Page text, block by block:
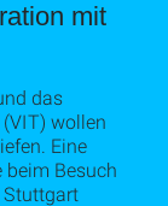
mit
das
wollen
Eine
Besuch